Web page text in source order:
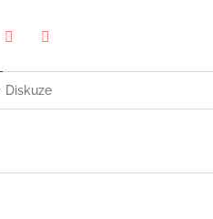
Diskuze